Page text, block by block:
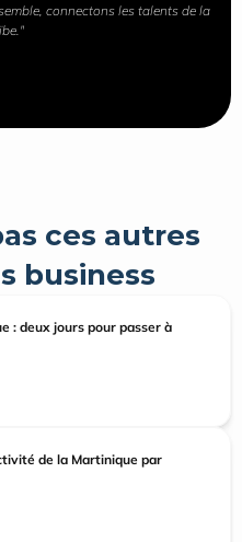
connectons les talents de la
ces autres
business
: deux jours pour passer à
de la Martinique par